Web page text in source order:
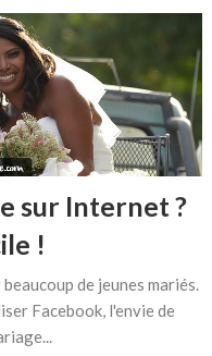
sur Internet ?
!
de jeunes mariés.
Facebook, l'envie de